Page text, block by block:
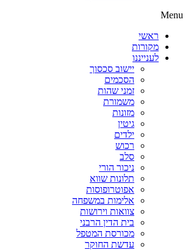
Menu
ראשי
מקורות
לענייננו
יישוב סכסוך
הסכמים
זמני שהות
משמורת
מזונות
גיטין
ילדים
רכוש
סלב
ניכור הורי
תלונות שווא
אפוטרופוסות
אלימות במשפחה
צוואות וירושות
בית הדין הרבני
מכורסת המטפל
עדשת החוקר